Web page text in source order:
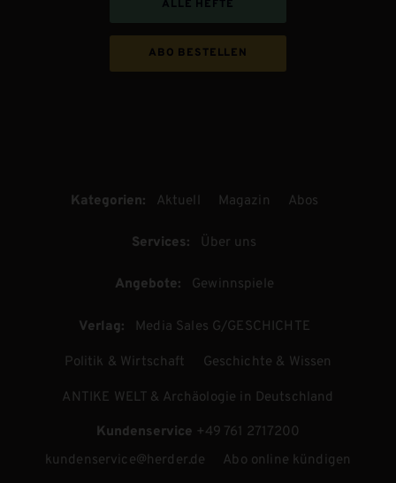
ALLE HEFTE
ABO BESTELLEN
Kategorien: Aktuell Magazin Abos
Services: Über uns
Angebote: Gewinnspiele
Verlag: Media Sales G/GESCHICHTE
Politik & Wirtschaft Geschichte & Wissen
ANTIKE WELT & Archäologie in Deutschland
Kundenservice +49 761 2717200
kundenservice@herder.de
Abo online kündigen